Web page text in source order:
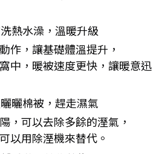
熱水澡，溫暖升級
作，讓基礎體溫提升，
中，暖被速度更快，讓暖意迅
曬棉被，趕走濕氣
，可以去除多餘的溼氣，
以用除溼機來替代。